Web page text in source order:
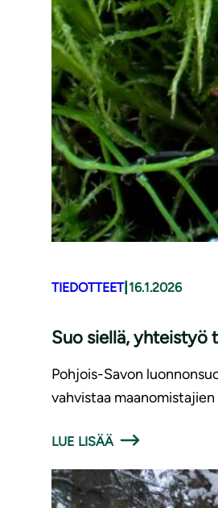
TIEDOTTEET| 16.1.2026
Suo siellä, yhteistyö
Pohjois-Savon
vahvistaa
LUE LISÄÄ